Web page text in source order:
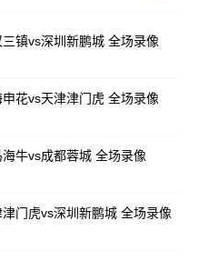
镇vs深圳新鹏城 全场录像
花vs天津津门虎 全场录像
牛vs成都蓉城 全场录像
门虎vs深圳新鹏城 全场录像